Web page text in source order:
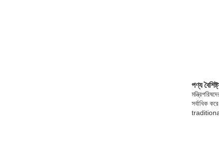
পণ্য
সর্বাধিক
traditional